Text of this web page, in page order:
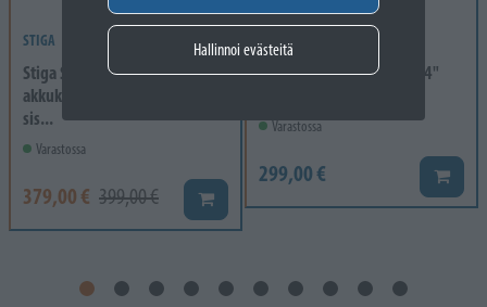
Hallinnoi evästeitä
STIGA
Stiga ST 300e Kit
akkukäyttöinen lumilinko,
sis...
Varastossa
379,00 € 399,00 € Lisää koriin
HUSQVARNA
HUSQVARNA 130 II, 14" 14"
Varastossa
299,00 € Lisää